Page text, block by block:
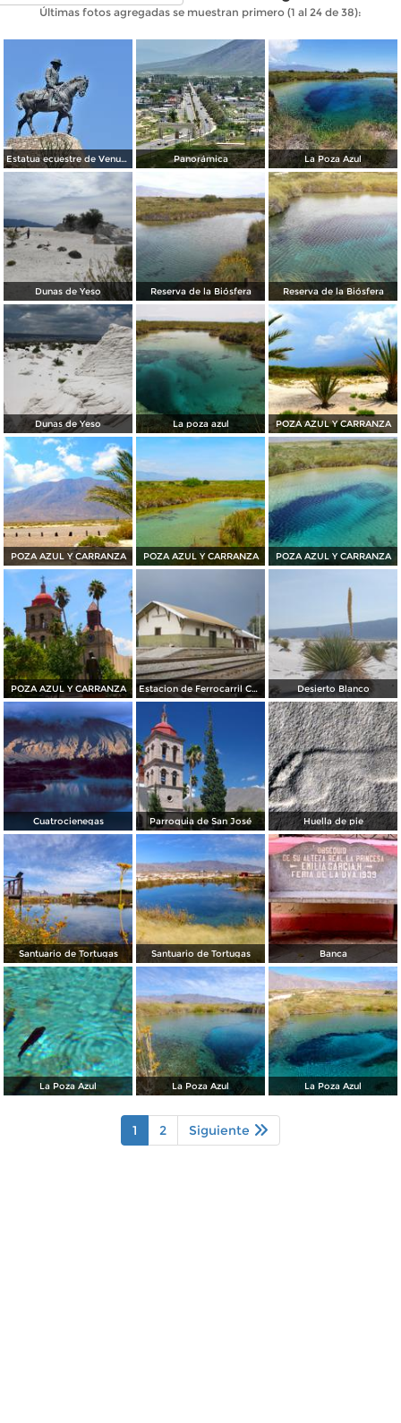
Últimas fotos agregadas se muestran primero (1 al 24 de 38):
Estatua ecuestre de Venustiano Carranza Panorámica La Poza Azul
Dunas de Yeso Reserva de la Biósfera Reserva de la Biósfera
Dunas de Yeso La poza azul POZA AZUL Y CARRANZA
POZA AZUL Y CARRANZA POZA AZUL Y CARRANZA POZA AZUL Y CARRANZA
POZA AZUL Y CARRANZA Estacion de Ferrocarril Cuatro Cienegas Desierto Blanco
Cuatrocienegas Parroquia de San José Huella de pie
Santuario de Tortugas Santuario de Tortugas Banca
La Poza Azul La Poza Azul La Poza Azul
1 2 Siguiente